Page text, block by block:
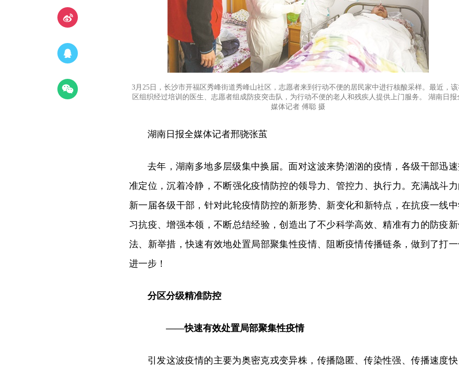
3月25日，长沙市开福区秀峰街道秀峰山社区，志愿者来到行动不便的居民家中进行核酸采样。最近，该
区组织经过培训的医生、志愿者组成防疫突击队，为行动不便的老人和残疾人提供上门服务。 湖南日报
媒体记者 傅聪 摄
湖南日报全媒体记者邢骁张茧
去年，湖南多地多层级集中换届。面对这波来势汹汹的疫情，各级干部迅
准定位，沉着冷静，不断强化疫情防控的领导力、管控力、执行力。充满战斗
新一届各级干部，针对此轮疫情防控的新形势、新变化和新特点，在抗疫一线
习抗疫、增强本领，不断总结经验，创造出了不少科学高效、精准有力的防疫
法、新举措，快速有效地处置局部聚集性疫情、阻断疫情传播链条，做到了打
进一步！
分区分级精准防控
——快速有效处置局部聚集性疫情
引发这波疫情的主要为奥密克戎变异株，传播隐匿、传染性强、传播速度快